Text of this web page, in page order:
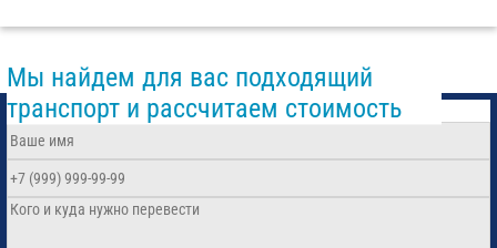
Мы найдем для вас подходящий
транспорт и рассчитаем стоимость